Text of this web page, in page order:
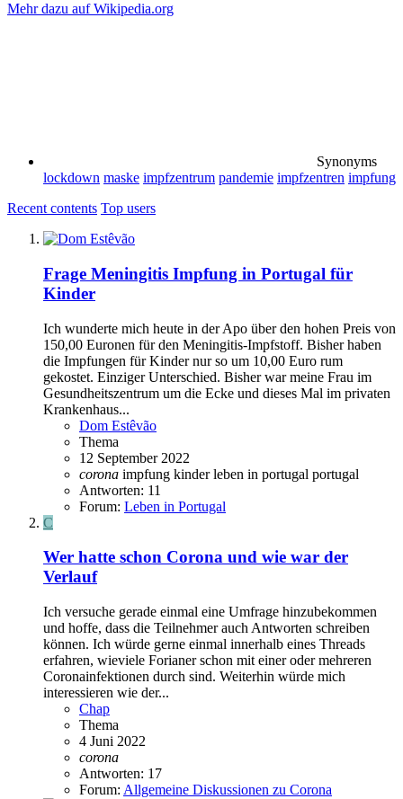
Mehr dazu auf Wikipedia.org
Synonyms
lockdown maske impfzentrum pandemie impfzentren impfung
Recent contents Top users
Frage Meningitis Impfung in Portugal für
Kinder
Ich wunderte mich heute in der Apo über den hohen Preis von
150,00 Euronen für den Meningitis-Impfstoff. Bisher haben
die Impfungen für Kinder nur so um 10,00 Euro rum
gekostet. Einziger Unterschied. Bisher war meine Frau im
Gesundheitszentrum um die Ecke und dieses Mal im privaten
Krankenhaus...
Dom Estêvão
Thema
12 September 2022
corona impfung kinderleben in portugal portugal
Antworten: 11
Forum: Leben in Portugal
C
Wer hatte schon Corona und wie war der
Verlauf
Ich versuche gerade einmal eine Umfrage hinzubekommen
und hoffe, dass die Teilnehmer auch Antworten schreiben
können. Ich würde gerne einmal innerhalb eines Threads
erfahren, wieviele Forianer schon mit einer oder mehreren
Coronainfektionen durch sind. Weiterhin würde mich
interessieren wie der...
Chap
Thema
4 Juni 2022
corona
Antworten: 17
Forum: Allgemeine Diskussionen zu Corona